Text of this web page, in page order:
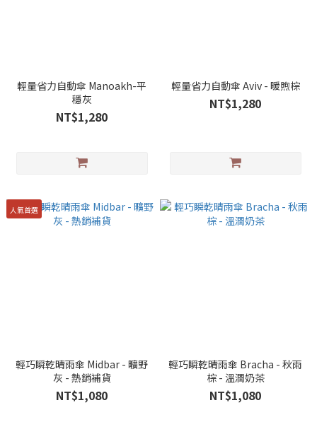
輕量省力自動傘 Manoakh-平
穩灰
NT$1,280
輕量省力自動傘 Aviv - 暖煦棕
NT$1,280
人氣首選
輕巧瞬乾晴雨傘 Midbar - 曠野
灰 - 熱銷補貨
NT$1,080
輕巧瞬乾晴雨傘 Bracha - 秋雨
棕 - 溫潤奶茶
NT$1,080